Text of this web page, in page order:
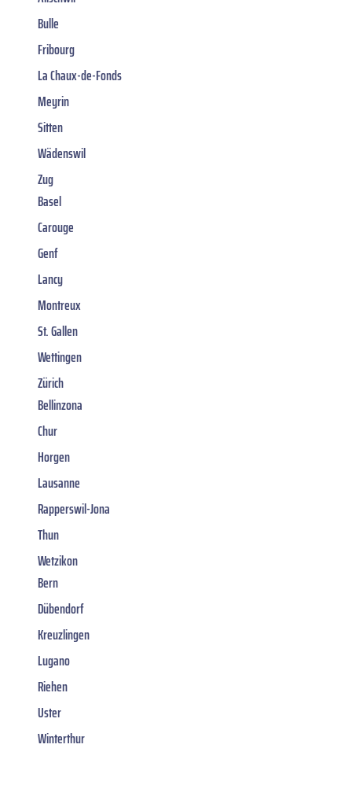
Bulle
Fribourg
La Chaux-de-Fonds
Meyrin
Sitten
Wädenswil
Zug
Basel
Carouge
Genf
Lancy
Montreux
St. Gallen
Wettingen
Zürich
Bellinzona
Chur
Horgen
Lausanne
Rapperswil-Jona
Thun
Wetzikon
Bern
Dübendorf
Kreuzlingen
Lugano
Riehen
Uster
Winterthur